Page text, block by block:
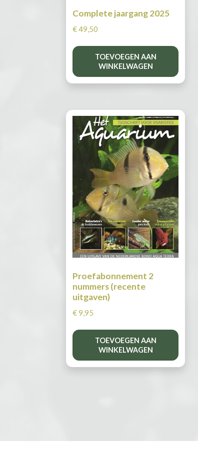
Complete jaargang 2025
€49,50
TOEVOEGEN AAN
WINKELWAGEN
Proefabonnement 2
nummers (recente
uitgaven)
€9,95
TOEVOEGEN AAN
WINKELWAGEN